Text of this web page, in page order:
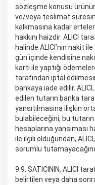
sözleşme konusu
ve/veya teslimat
kalkmasına kadar
hakkını haizdir. ALICI
halinde ALICI’nın nakit
gün içinde kendisine
kartı ile yaptığı
tarafından iptal
bankaya iade edilir.
edilen tutarın banka
yansıtılmasına ilişkin
bulabileceğini, bu
hesaplarına
ile ilgili olduğundan,
sorumlu
9.9. SATICININ, ALICI
belirtilen veya daha